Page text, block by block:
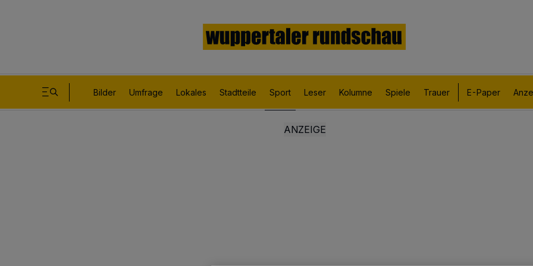
Bilder Umfrage Lokales Stadtteile Sport Leser Kolumne Spiele Trauer E-Paper